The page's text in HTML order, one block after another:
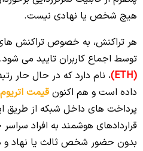
هیچ شخص یا نهادی نیست.
هر تراکنش، به خصوص تراکنش های
توسط اجماع کاربران تایید می شود.
(ETH)
، نام دارد که در حال حار
داده است و هم اکنون قیمت اتریوم
پرداخت های داخل شبکه از طریق
قراردادهای هوشمند به افراد
بدون حضور شخص ثالث یا نهاد و